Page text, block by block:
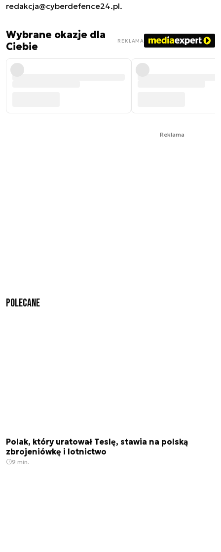
redakcja@cyberdefence24.pl.
Wybrane okazje dla
Ciebie
REKLAMA
Reklama
Polecane
Polak, który uratował Teslę, stawia na polską
zbrojeniówkę i lotnictwo
9 min.